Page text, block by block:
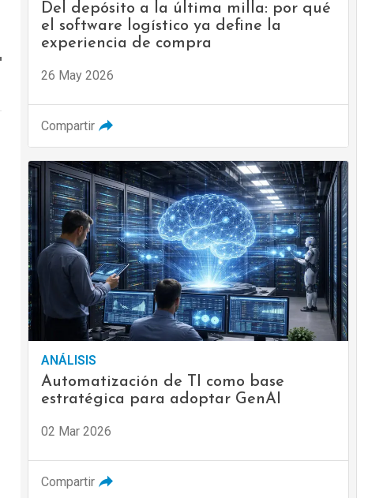
Del depósito a la última milla: por qué
el software logístico ya define la
experiencia de compra
26 May 2026
Compartir
ANÁLISIS
Automatización de TI como base
estratégica para adoptar GenAI
02 Mar 2026
Compartir